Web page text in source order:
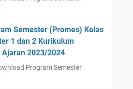
Semester (Promes) Kelas
1 dan 2 Kurikulum
2023/2024
Program Semester